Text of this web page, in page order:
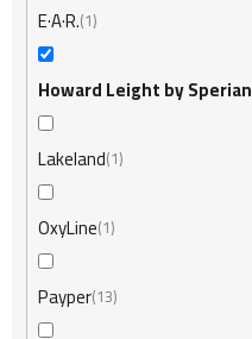
E·A·R. 1
Howard Leight by Sperian
Lakeland 1
OxyLine 1
Payper 13